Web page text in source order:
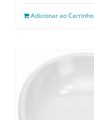
Adicionar ao Carrinho